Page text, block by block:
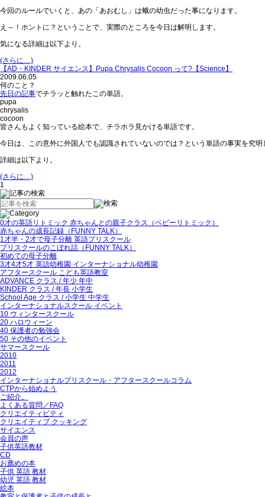
今回のルールでいくと、 あの「あおむし」は蛾の幼虫だった事になります。
え～！ホントに？ということで、実際のところを今日は解明します。
気になる詳細は以下より。
(さらに…)
【AD・KINDER サイエンス】Pupa Chrysalis Cocoon って?【Science】
2009.06.05
何のこと？
先日の記事でチラッと触れたこの単語。
pupa
chrysalis
cocoon
皆さんもよく知っている絵本で、チラホラ見かける単語です。
今日は、この意外に外国人でも認識されていないのでは？という単語の事実を究明
詳細は以下より。
(さらに…)
1
0才の英語リトミック 赤ちゃんとの親子クラス（ベビーリトミック）
赤ちゃんの成長記録（FUNNY TALK）
1才半・2才で母子分離 英語プリスクール
プリスクールのこぼれ話（FUNNY TALK）
初めての母子分離
3才4才5才 英語幼稚園 インターナショナル幼稚園
アフタースクール こども英語教室
ADVANCE クラス / 年少 年中
KINDER クラス / 年長 小学生
School Age クラス / 小学生 中学生
インターナショナルスクール イベント
10 ウィンタースクール
20 ハロウィーン
40 保護者の勉強会
50 その他のイベント
サマースクール
2010
2011
2012
インターナショナルプリスクール・アフタースクールコラム
CTPから始めよう
ご紹介。
よくある質問／FAQ
クリエイティビティ
クリエイティブ クッキング
サイエンス
会員の声
子供英語教材
CD
お薦めの本
子供 英語 教材
幼児 英語 教材
絵本